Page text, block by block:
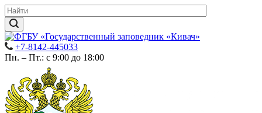
+7-8142-445033
Пн. – Пт.: с 9:00 до 18:00